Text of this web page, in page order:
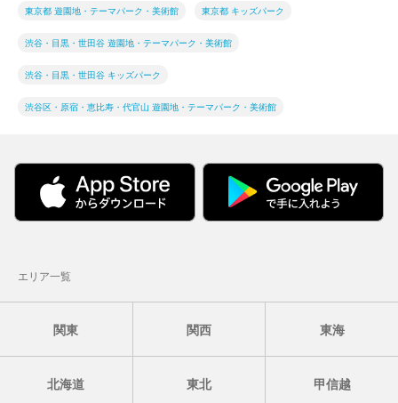
東京都 遊園地・テーマパーク・美術館 東京都 キッズパーク
渋谷・目黒・世田谷 遊園地・テーマパーク・美術館
渋谷・目黒・世田谷 キッズパーク
渋谷区・原宿・恵比寿・代官山 遊園地・テーマパーク・美術館
エリア一覧
関東 関西 東海
北海道 東北 甲信越